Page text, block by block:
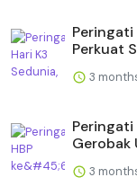
Peringati
Perkuat
3
Peringati
Gerobak
3